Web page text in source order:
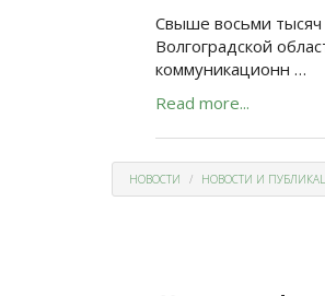
Свыше восьми
Волгоградской
коммуникационн …
Read more...
НОВОСТИ НОВОСТИ И